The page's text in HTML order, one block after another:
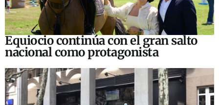
Equiocio continúa con el gran salto
nacional como protagonista